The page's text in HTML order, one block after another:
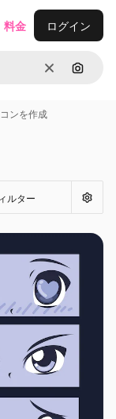
消去 画像で
料金 ログイン
ンを作成
ルター